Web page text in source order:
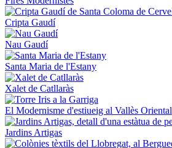
Cripta Gaudí
Nau Gaudí
Santa Maria de l'Estany
Xalet de Catllaràs
El Modernisme d'estiueig al Vallès Oriental
Jardins Artigas